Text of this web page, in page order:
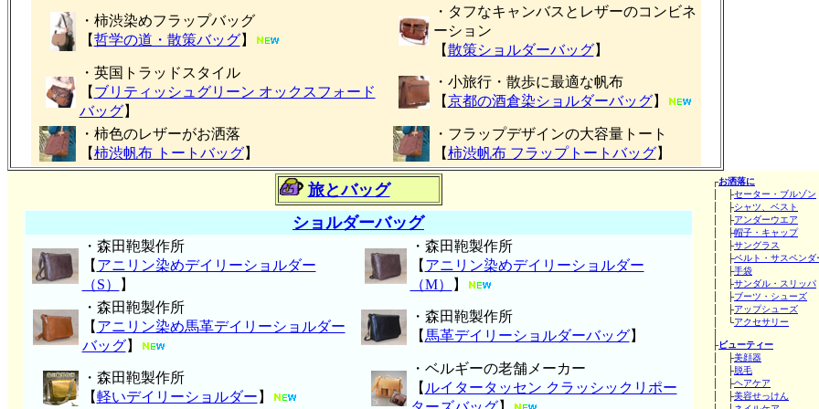
・柿渋染めフラップバッグ
【哲学の道・散策バッグ】
・タフなキャンバスとレザーのコンビネ
ーション
【散策ショルダーバッグ】
・英国トラッドスタイル
【 ブリティッシュグリーン オックスフォード
バッグ】
・小旅行・散歩に最適な帆布
【京都の酒倉染ショルダーバッグ】
・柿色のレザーがお洒落
【柿渋帆布 トートバッグ】
・フラップデザインの大容量トート
【柿渋帆布 フラップトートバッグ】
旅とバッグ ┌お洒落に
│ ├セーター・ブルゾン
│ ├シャツ、ベスト
│ ├アンダーウエア
│ ├帽子・キャップ
│ ├サングラス
│ ├ベルト・サスペンダ
│ ├手袋
│ ├サンダル・スリッパ
│ ├ブーツ・シューズ
│ ├アップシューズ
│ └アクセサリー
├ビューティー
│ ├美顔器
│ ├脱毛
│ ├ヘアケア
│ ├美容せっけん
ショルダーバッグ
・森田鞄製作所
【 アニリン染めデイリーショルダー
（S）
】
・森田鞄製作所
【 アニリン染めデイリーショルダー
（M）
】
・森田鞄製作所
【 アニリン染め馬革デイリーショルダー
バッグ】
・森田鞄製作所
【 馬革デイリーショルダーバッグ】
・森田鞄製作所
【軽いデイリーショルダー 】
・ベルギーの老舗メーカー
【 ルイタータッセン クラッシックリポー